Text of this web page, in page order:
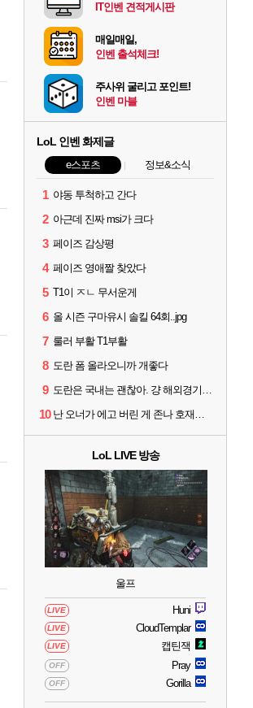
IT인벤 견적게시판
매일매일,
인벤 출석체크!
주사위 굴리고 포인트!
인벤 마블
LoL 인벤 화제글
e스포츠 정보&소식
1 야동 투척하고 간다
2 아근데 진짜 msi가 크다
3 페이즈 감상평
4 페이즈 영애짤 찾았다
5 T1이 ㅈㄴ 무서운게
6 올 시즌 구마유시 솔킬 64회..jpg
7 룰러 부활 T1부활
8 도란 폼 올라오니까 개좋다
9 도란은 국내는 괜찮아. 걍 해외경기가 개 쓰레기라 그래
10 난 오너가 에고 버린 게 존나 호재라고 봄
LoL LIVE 방송
울프
LIVE Huni
LIVE CloudTemplar
LIVE 캡틴잭
OFF Pray
OFF Gorilla